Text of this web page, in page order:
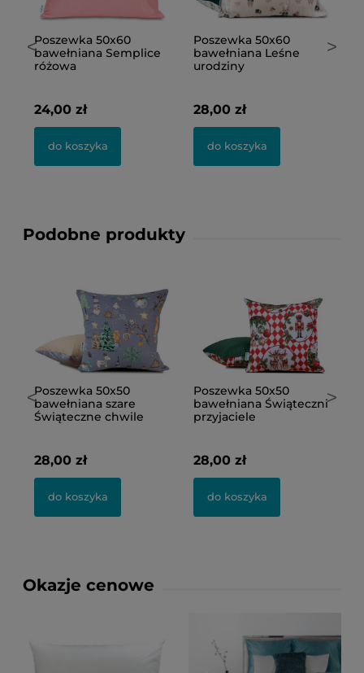
<Poszewka 50x60
bawełniana Semplice
różowa
24,00 zł
do koszyka
Poszewka 50x60
bawełniana Leśne
urodziny
28,00 zł
do koszyka
>
Podobne produkty
<Poszewka 50x50
bawełniana szare
Świąteczne chwile
28,00 zł
do koszyka
Poszewka 50x50
bawełniana Świąteczni
przyjaciele
28,00 zł
do koszyka
>
Okazje cenowe